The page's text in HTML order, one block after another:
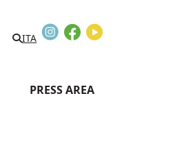
ITA
InstagramFacebook
PRESS AREA